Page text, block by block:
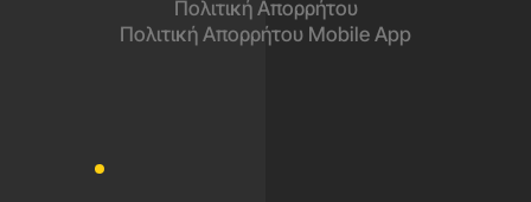
Πολιτική Απορρήτου
Πολιτική Απορρήτου Mobile App